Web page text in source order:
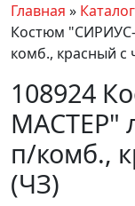
Главная » Каталог
Костюм
комб., красный
108924
МАСТЕР"
п/комб.,
(ЧЗ)